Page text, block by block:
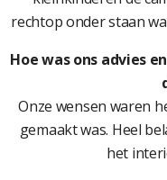
rechtop onder staan
Hoe was ons advies
Onze wensen waren
gemaakt was. Heel
het